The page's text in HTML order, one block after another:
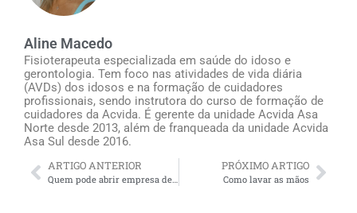
Aline Macedo
Fisioterapeuta especializada em saúde do idoso e
gerontologia. Tem foco nas atividades de vida diária
(AVDs) dos idosos e na formação de cuidadores
profissionais, sendo instrutora do curso de formação de
cuidadores da Acvida. É gerente da unidade Acvida Asa
Norte desde 2013, além de franqueada da unidade Acvida
Asa Sul desde 2016.
ARTIGO ANTERIOR
Quem pode abrir empresa de cuidador de idosos?
PRÓXIMO ARTIGO
Como lavar as mãos